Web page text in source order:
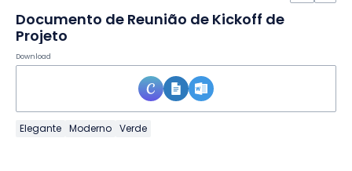
Documento de Reunião de Kickoff de
Projeto
Download
Elegante Moderno Verde